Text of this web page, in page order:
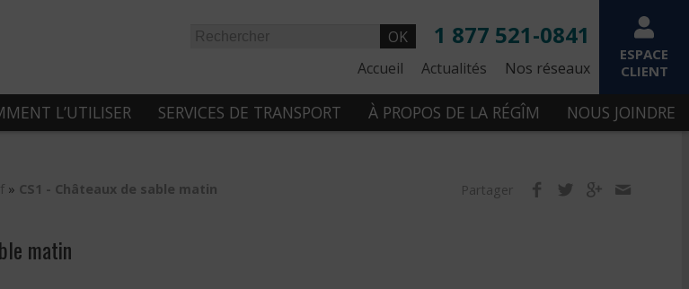
ESPACE
CLIENT
1 877 521-0841
OK
Nos réseaux
Accueil Actualités
L’UTILISER SERVICES DE TRANSPORT À PROPOS DE LA RÉGÎM NOUS JOINDRE
» CS1 - Châteaux de sable matin Partager
matin